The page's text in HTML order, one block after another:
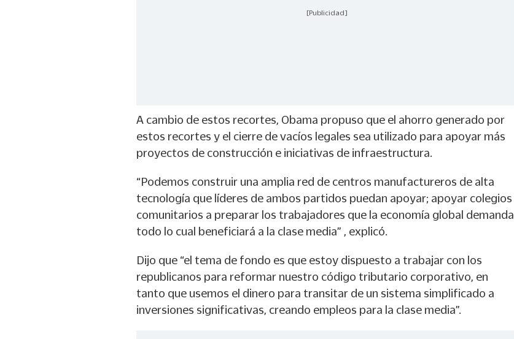
[Publicidad]
A cambio de estos recortes, Obama propuso que el ahorro generado por
estos recortes y el cierre de vacíos legales sea utilizado para apoyar más
proyectos de construcción e iniciativas de infraestructura.
“Podemos construir una amplia red de centros manufactureros de alta
tecnología que líderes de ambos partidos puedan apoyar; apoyar colegios
comunitarios a preparar los trabajadores que la economía global demanda,
todo lo cual beneficiará a la clase media” , explicó.
Dijo que “el tema de fondo es que estoy dispuesto a trabajar con los
republicanos para reformar nuestro código tributario corporativo, en
tanto que usemos el dinero para transitar de un sistema simplificado a
inversiones significativas, creando empleos para la clase media”.